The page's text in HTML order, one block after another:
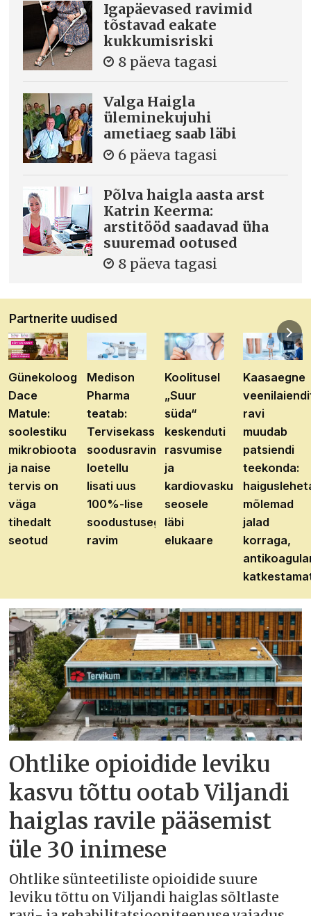
Igapäevased ravimid
tõstavad eakate
kukkumisriski
8 päeva tagasi
Valga Haigla
üleminekujuhi
ametiaeg saab läbi
6 päeva tagasi
Põlva haigla aasta arst
Katrin Keerma:
arstitööd saadavad üha
suuremad ootused
8 päeva tagasi
Partnerite uudised
Günekoloog
Dace
Matule:
soolestiku
mikrobioota
ja naise
tervis on
väga
tihedalt
seotud
Medison
Pharma
teatab:
Tervisekassa
soodusravimite
loetellu
lisati uus
100%-lise
soodustusega
ravim
Koolitusel
„Suur
süda“
keskenduti
rasvumise
ja
kardiovaskulaarhaiguste
seosele
läbi
elukaare
Kaasaegne
ravi
muudab
patsiendi
teekonda:
mõlemad
jalad
korraga,
Ohtlike opioidide leviku
kasvu tõttu ootab Viljandi
haiglas ravile pääsemist
üle 30 inimese
Ohtlike sünteetiliste opioidide suure
leviku tõttu on Viljandi haiglas sõltlaste